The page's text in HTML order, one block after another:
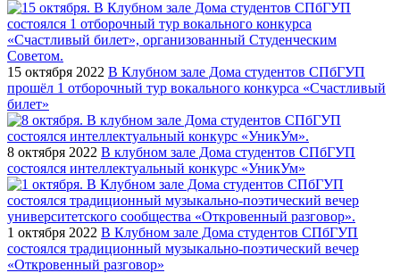
15 октября 2022 В Клубном зале Дома студентов СПбГУП
прошёл 1 отборочный тур вокального конкурса «Счастливый
билет»
8 октября 2022 В клубном зале Дома студентов СПбГУП
состоялся интеллектуальный конкурс «УникУм»
1 октября 2022 В Клубном зале Дома студентов СПбГУП
состоялся традиционный музыкально-поэтический вечер
«Откровенный разговор»